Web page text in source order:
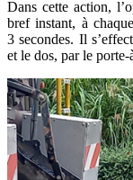
Dans cette action,
bref instant, à
3 secondes. Il
et le dos, par le